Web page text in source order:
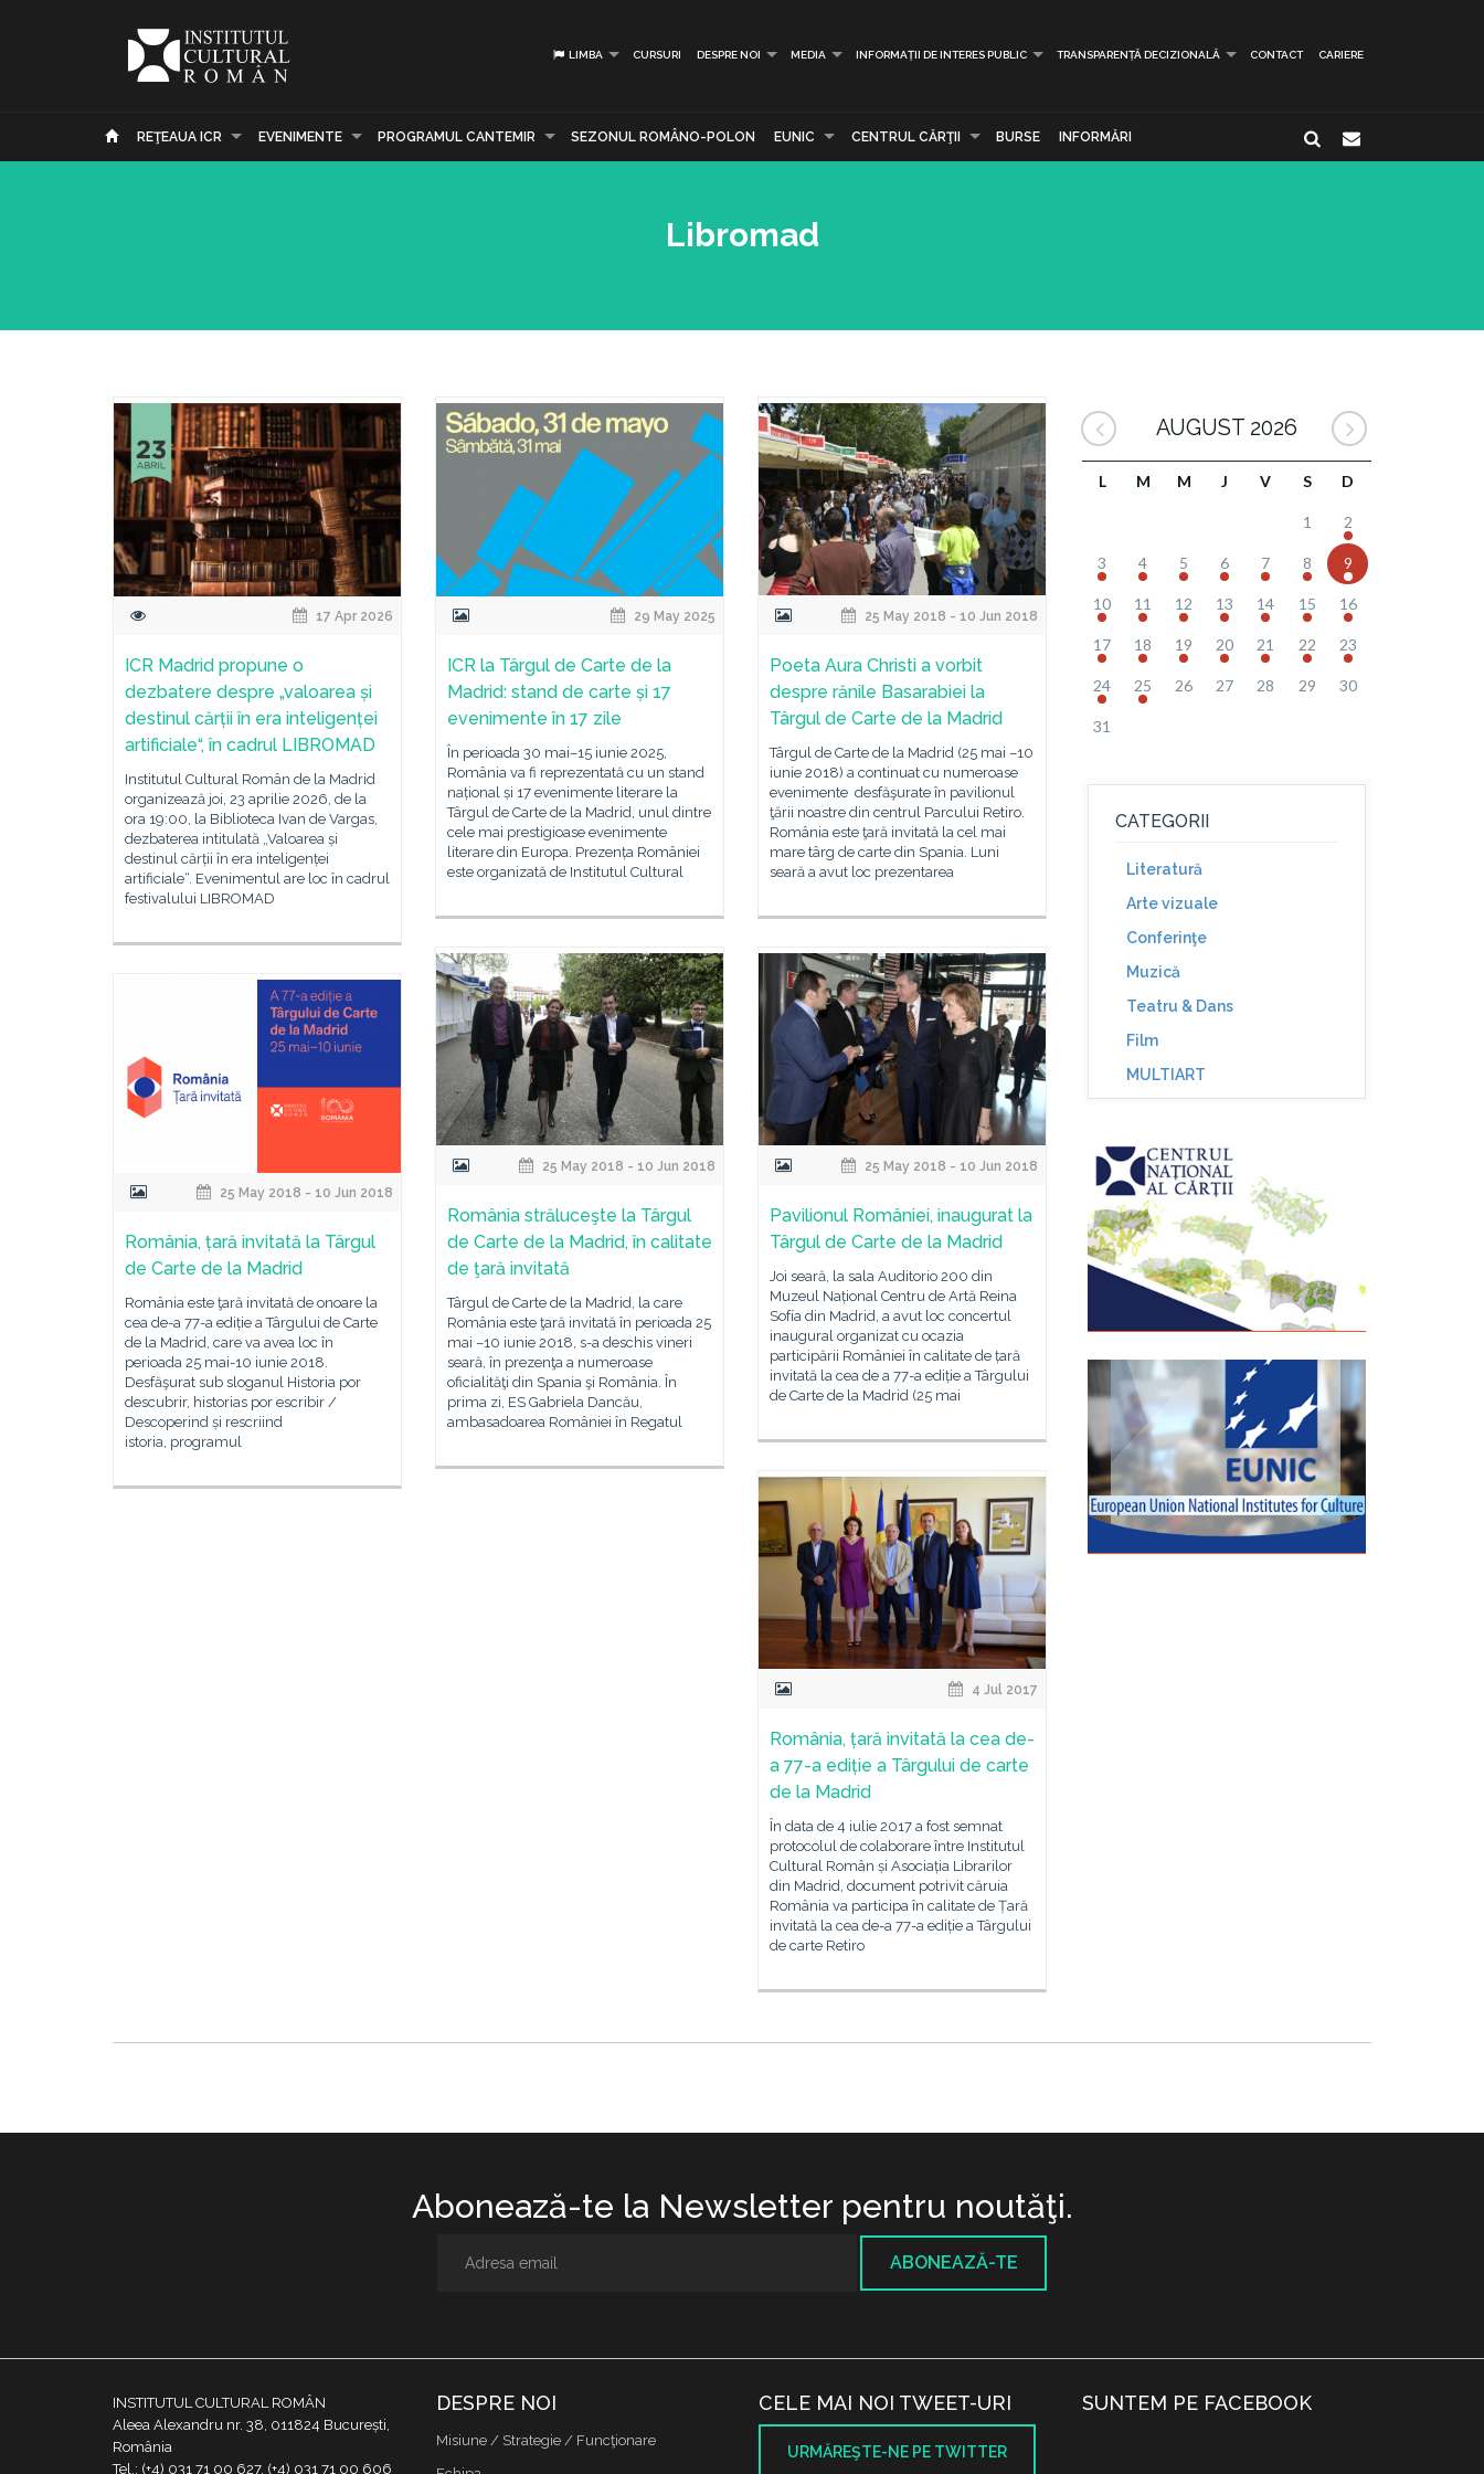
LIMBA CURSURI DESPRE NOI MEDIA INFORMAȚII DE INTERES PUBLIC TRANSPARENȚĂ DECIZIONALĂ CONTACT CARIERE
REŢEAUA ICR EVENIMENTE PROGRAMUL CANTEMIR SEZONUL ROMÂNO-POLON EUNIC CENTRUL CĂRŢII BURSE INFORMĂRI
Libromad
17 Apr 2026
ICR Madrid propune o
dezbatere despre „valoarea și
destinul cărții în era inteligenței
artificiale“, în cadrul LIBROMAD
Institutul Cultural Român de la Madrid
organizează joi, 23 aprilie 2026, de la
ora 19:00, la Biblioteca Ivan de Vargas,
dezbaterea intitulată „Valoarea și
destinul cărții în era inteligenței
artificiale“. Evenimentul are loc în cadrul
festivalului LIBROMAD
29 May 2025
ICR la Târgul de Carte de la
Madrid: stand de carte și 17
evenimente în 17 zile
În perioada 30 mai–15 iunie 2025,
România va fi reprezentată cu un stand
național și 17 evenimente literare la
Târgul de Carte de la Madrid, unul dintre
cele mai prestigioase evenimente
literare din Europa. Prezența României
este organizată de Institutul Cultural
25 May 2018 - 10 Jun 2018
Poeta Aura Christi a vorbit
despre rănile Basarabiei la
Târgul de Carte de la Madrid
Târgul de Carte de la Madrid (25 mai –10
iunie 2018) a continuat cu numeroase
evenimente desfăşurate în pavilionul
ţării noastre din centrul Parcului Retiro.
România este ţară invitată la cel mai
mare târg de carte din Spania. Luni
seară a avut loc prezentarea
25 May 2018 - 10 Jun 2018
România străluceşte la Târgul
de Carte de la Madrid, în calitate
de ţară invitată
Târgul de Carte de la Madrid, la care
România este ţară invitată în perioada 25
mai –10 iunie 2018, s-a deschis vineri
seară, în prezenţa a numeroase
oficialităţi din Spania şi România. În
prima zi, ES Gabriela Dancău,
ambasadoarea României în Regatul
25 May 2018 - 10 Jun 2018
Pavilionul României, inaugurat la
Târgul de Carte de la Madrid
Joi seară, la sala Auditorio 200 din
Muzeul Național Centru de Artă Reina
Sofía din Madrid, a avut loc concertul
inaugural organizat cu ocazia
participării României în calitate de țară
invitată la cea de a 77-a ediție a Târgului
de Carte de la Madrid (25 mai
25 May 2018 - 10 Jun 2018
România, țară invitată la Târgul
de Carte de la Madrid
România este ţară invitată de onoare la
cea de-a 77-a ediție a Târgului de Carte
de la Madrid, care va avea loc în
perioada 25 mai-10 iunie 2018.
Desfăşurat sub sloganul Historia por
descubrir, historias por escribir /
Descoperind și rescriind
istoria, programul
4 Jul 2017
România, țară invitată la cea de-
a 77-a ediție a Târgului de carte
de la Madrid
În data de 4 iulie 2017 a fost semnat
protocolul de colaborare între Institutul
Cultural Român și Asociația Librarilor
din Madrid, document potrivit căruia
România va participa în calitate de Țară
invitată la cea de-a 77-a ediție a Târgului
de carte Retiro
AUGUST 2026
L M M J V S D
1 2
3 4 5 6 7 8 9
10 11 12 13 14 15 16
17 18 19 20 21 22 23
24 25 26 27 28 29 30
31
CATEGORII
Literatură
Arte vizuale
Conferinţe
Muzică
Teatru & Dans
Film
MULTIART
Abonează-te la Newsletter pentru noutăţi.
ABONEAZĂ-TE
INSTITUTUL CULTURAL ROMÂN
Aleea Alexandru nr. 38, 011824 București,
România
Tel.: (+4) 031 71 00 627, (+4) 031 71 00 606
DESPRE NOI
Misiune / Strategie / Funcţionare
CELE MAI NOI TWEET-URI
URMĂREŞTE-NE PE TWITTER
SUNTEM PE FACEBOOK